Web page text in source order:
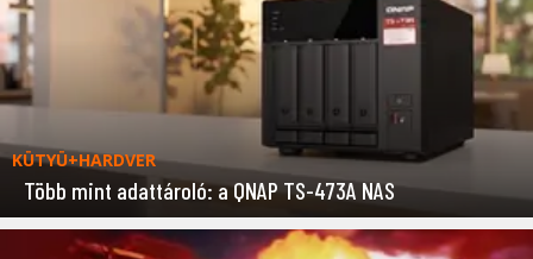
KÜTYÜ+HARDVER
Több mint adattároló: a QNAP TS-473A NAS